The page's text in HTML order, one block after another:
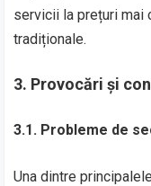
servicii la prețuri mai
tradiționale.
3. Provocări și
3.1. Probleme de
Una dintre